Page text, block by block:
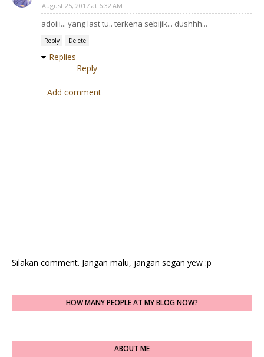
August 25, 2017 at 6:32 AM
adoiii... yang last tu.. terkena sebijik... dushhh...
Reply Delete
Replies
Reply
Add comment
Silakan comment. Jangan malu, jangan segan yew :p
HOW MANY PEOPLE AT MY BLOG NOW?
ABOUT ME